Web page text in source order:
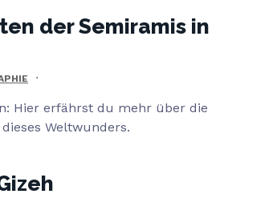
der Semiramis in
Hier erfährst du mehr über die
Weltwunders.